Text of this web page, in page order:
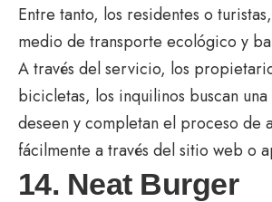
Entre tanto, los residentes o
medio de transporte ecológico y
A través del servicio, los
bicicletas, los inquilinos buscan
deseen y completan el proceso de
fácilmente a través del sitio web o
14. Neat Burger